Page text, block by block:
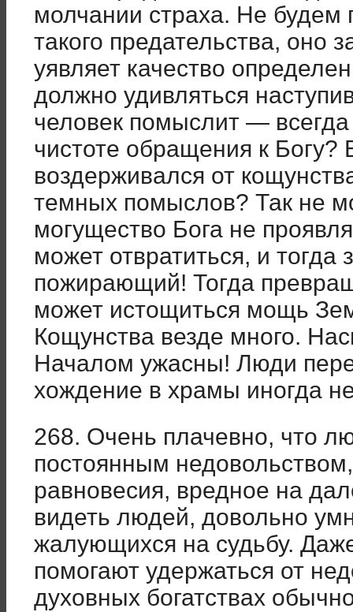
молчании страха. Не будем
такого предательства, оно
уявляет качество
должно удивляться
человек помыслит —
чистоте обращения к Богу?
воздерживался от
темных помыслов? Так не
могущество Бога не
может отвратиться, и тогда
пожирающий! Тогда
может истощиться мощь
Кощунства везде много.
Началом ужасны! Люди
хождение в храмы иногда
268. Очень плачевно, что
постоянным
равновесия, вредное на
видеть людей, довольно
жалующихся на судьбу.
помогают удержаться от
духовных богатствах